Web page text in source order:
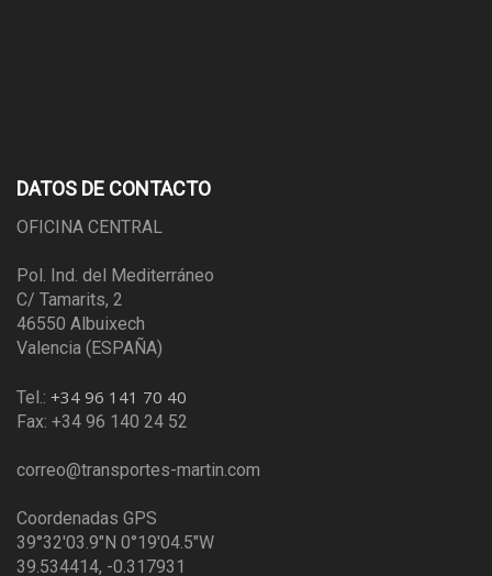
DATOS DE CONTACTO
OFICINA CENTRAL
Pol. Ind. del Mediterráneo
C/ Tamarits, 2
46550 Albuixech
Valencia (ESPAÑA)
Tel.: +34 96 141 70 40
Fax: +34 96 140 24 52
correo@transportes-martin.com
Coordenadas GPS
39°32'03.9"N 0°19'04.5"W
39.534414, -0.317931